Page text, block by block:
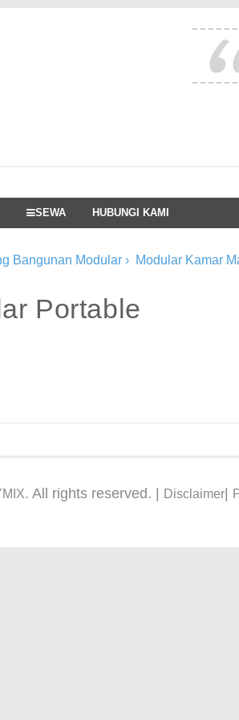
SEWA HUBUNGI KAMI
Bangunan Modular › Modular Kamar
Portable
. All rights reserved. | Disclaimer